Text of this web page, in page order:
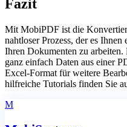
Fazit
Mit MobiPDF ist die
nahtloser Prozess, der es
Ihren Dokumenten zu
ganz einfach Daten aus einer
Excel-Format für weitere
hilfreiche Tutorials finden Sie
M